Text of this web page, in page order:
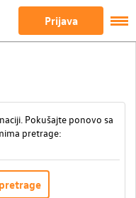
Prijava
Pokušajte ponovo sa
pretrage: